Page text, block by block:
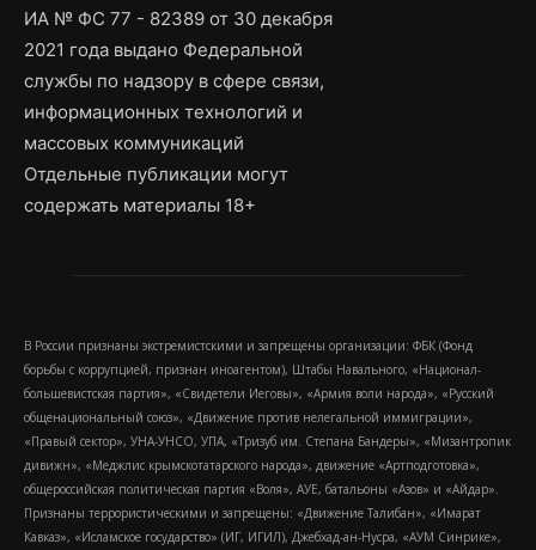
ИА № ФС 77 - 82389 от 30 декабря
2021 года выдано Федеральной
службы по надзору в сфере связи,
информационных технологий и
массовых коммуникаций
Отдельные публикации могут
содержать материалы 18+
В России признаны экстремистскими и запрещены организации: ФБК (Фонд
борьбы с коррупцией, признан иноагентом), Штабы Навального, «Национал-
большевистская партия», «Свидетели Иеговы», «Армия воли народа», «Русский
общенациональный союз», «Движение против нелегальной иммиграции»,
«Правый сектор», УНА-УНСО, УПА, «Тризуб им. Степана Бандеры», «Мизантропик
дивижн», «Меджлис крымскотатарского народа», движение «Артподготовка»,
общероссийская политическая партия «Воля», АУЕ, батальоны «Азов» и «Айдар».
Признаны террористическими и запрещены: «Движение Талибан», «Имарат
Кавказ», «Исламское государство» (ИГ, ИГИЛ), Джебхад-ан-Нусра, «АУМ Синрике»,